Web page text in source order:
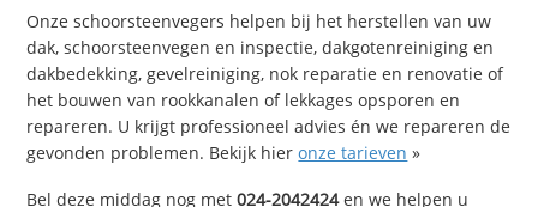
Onze schoorsteenvegers helpen bij het herstellen van uw
dak, schoorsteenvegen en inspectie, dakgotenreiniging en
dakbedekking, gevelreiniging, nok reparatie en renovatie of
het bouwen van rookkanalen of lekkages opsporen en
repareren. U krijgt professioneel advies én we repareren de
gevonden problemen. Bekijk hieronze tarieven »
Bel deze middag nog met024-2042424en we helpen u